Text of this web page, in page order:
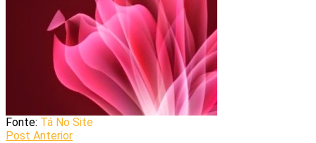
Fonte: Tá No Site
Post Anterior